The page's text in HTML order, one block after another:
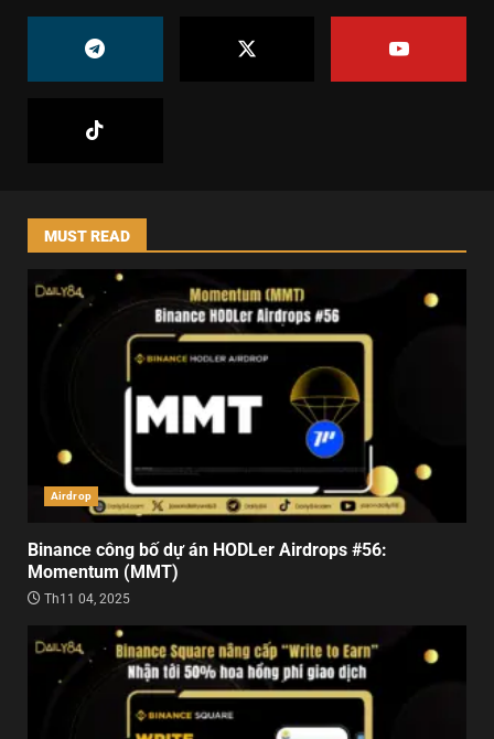
MUST READ
Airdrop
Binance công bố dự án HODLer Airdrops #56:
Momentum (MMT)
Th11 04, 2025